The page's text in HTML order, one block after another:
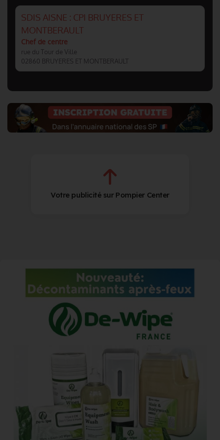
SDIS AISNE : CPI BRUYERES ET
MONTBERAULT
Chef de centre
rue du Tour de Ville
02860 BRUYERES ET MONTBERAULT
Votre publicité sur Pompier Center